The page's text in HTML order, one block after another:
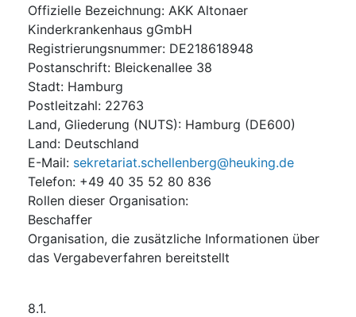
Offizielle Bezeichnung: AKK Altonaer
Kinderkrankenhaus gGmbH
Registrierungsnummer: DE218618948
Postanschrift: Bleickenallee 38
Stadt: Hamburg
Postleitzahl: 22763
Land, Gliederung (NUTS): Hamburg (DE600)
Land: Deutschland
E-Mail: sekretariat.schellenberg@heuking.de
Telefon: +49 40 35 52 80 836
Rollen dieser Organisation:
Beschaffer
Organisation, die zusätzliche Informationen über
das Vergabeverfahren bereitstellt
8.1.